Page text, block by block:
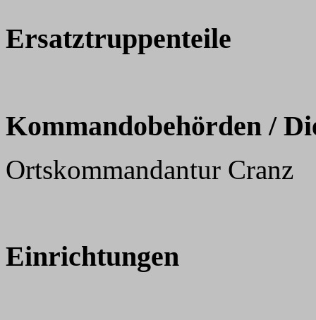
Ersatztruppenteile
Kommandobehörden /
Ortskommandantur Cranz
Einrichtungen